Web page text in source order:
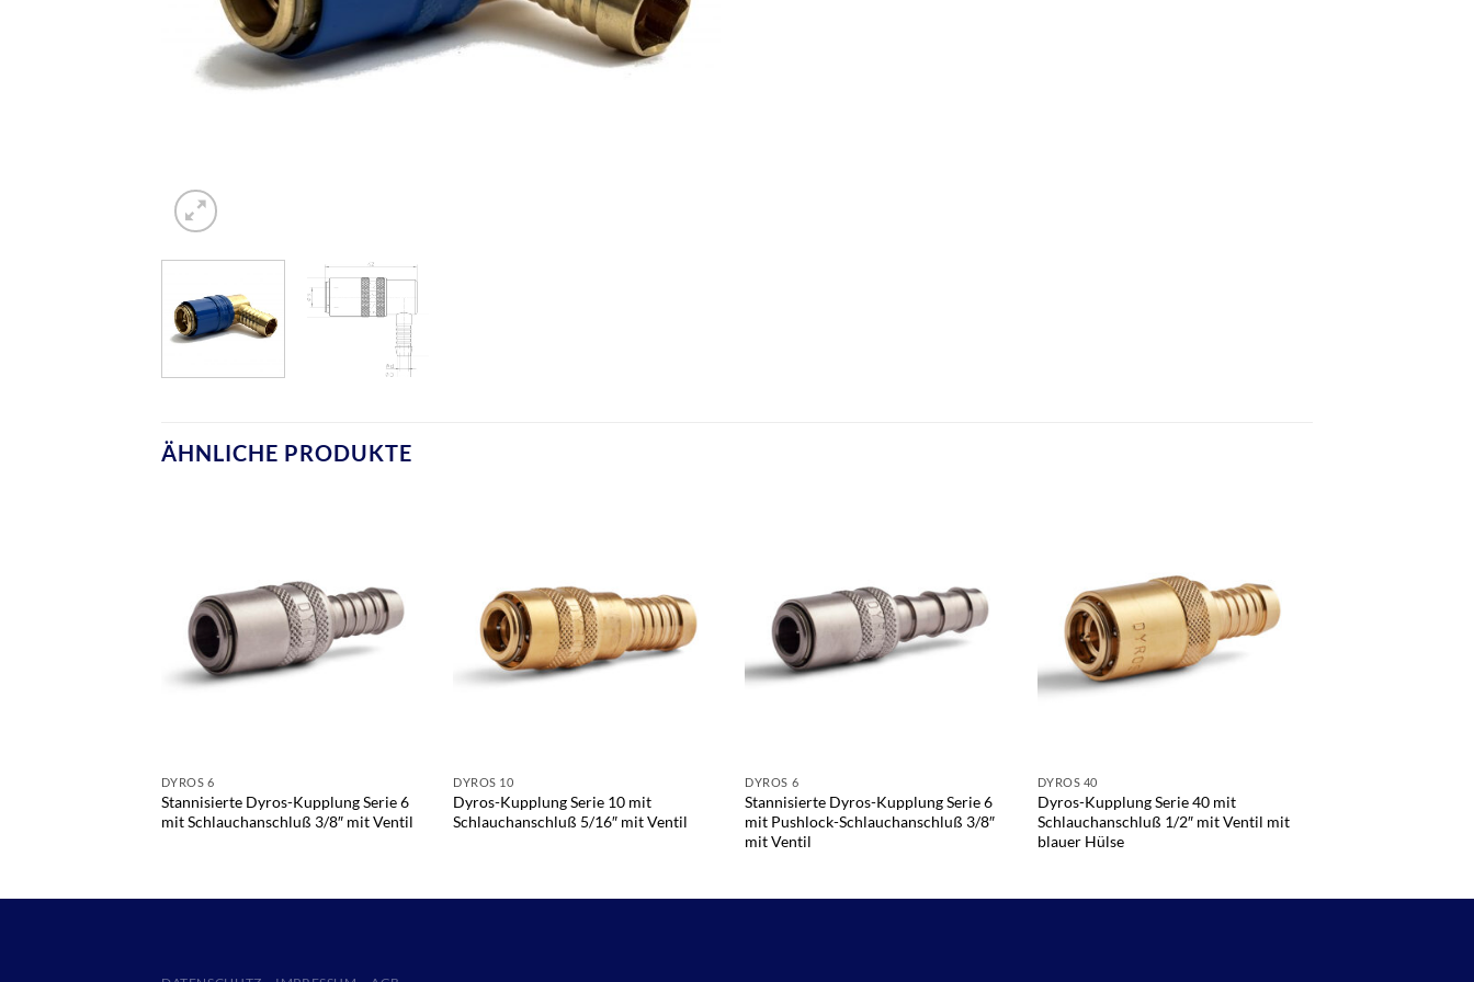
ÄHNLICHE PRODUKTE
DYROS 6
Stannisierte Dyros-Kupplung Serie 6
mit Schlauchanschluß 3/8″ mit Ventil
DYROS 10
Dyros-Kupplung Serie 10 mit
Schlauchanschluß 5/16″ mit Ventil
DYROS 6
Stannisierte Dyros-Kupplung Serie 6
mit Pushlock-Schlauchanschluß 3/8″
mit Ventil
DYROS 40
Dyros-Kupplung Serie 40 mit
Schlauchanschluß 1/2″ mit Ventil mit
blauer Hülse